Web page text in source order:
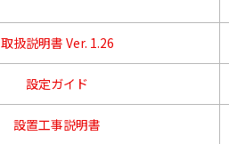
取扱説明書 Ver. 1.26
設定ガイド
設置工事説明書